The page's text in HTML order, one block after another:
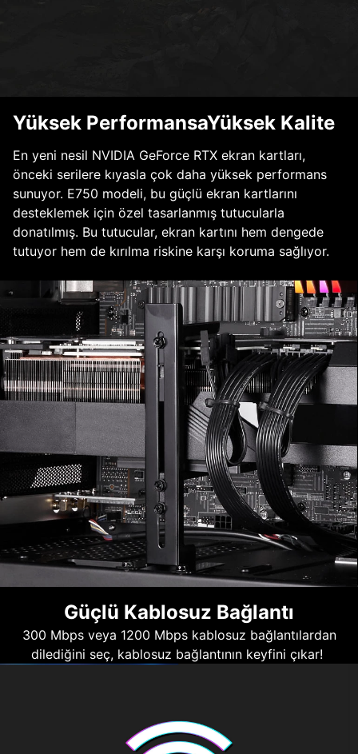
Yüksek PerformansaYüksek Kalite
En yeni nesil NVIDIA GeForce RTX ekran kartları,
önceki serilere kıyasla çok daha yüksek performans
sunuyor. E750 modeli, bu güçlü ekran kartlarını
desteklemek için özel tasarlanmış tutucularla
donatılmış. Bu tutucular, ekran kartını hem dengede
tutuyor hem de kırılma riskine karşı koruma sağlıyor.
Güçlü Kablosuz Bağlantı
300 Mbps veya 1200 Mbps kablosuz bağlantılardan
dilediğini seç, kablosuz bağlantının keyfini çıkar!